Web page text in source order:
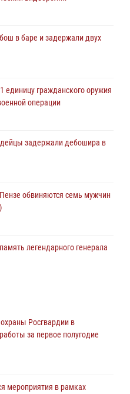
в баре и задержали двух
единицу гражданского оружия
операции
задержали дебошира в
обвиняются семь мужчин
легендарного генерала
познакомили участников
помощь
Росгвардии в
за первое полугодие
мероприятия в рамках